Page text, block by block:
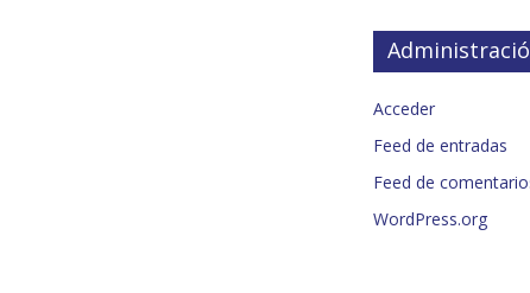
Acceder
Feed de entradas
Feed de
WordPress.org